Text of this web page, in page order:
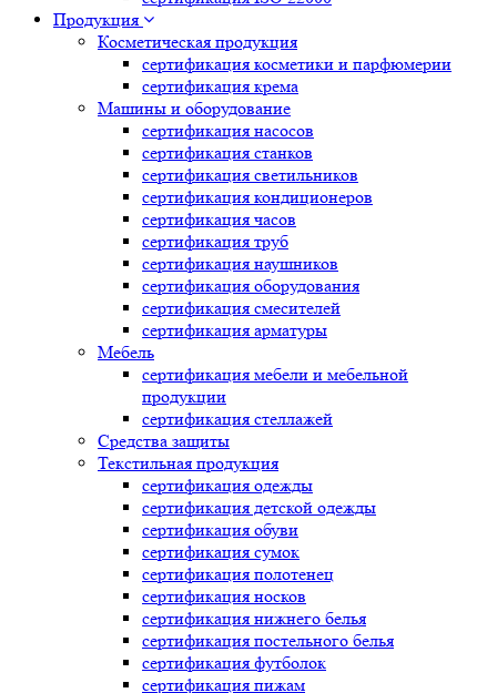
Продукция
Косметическая продукция
сертификация косметики и парфюмерии
сертификация крема
Машины и оборудование
сертификация насосов
сертификация станков
сертификация светильников
сертификация кондиционеров
сертификация часов
сертификация труб
сертификация наушников
сертификация оборудования
сертификация смесителей
сертификация арматуры
Мебель
сертификация мебели и мебельной
продукции
сертификация стеллажей
Средства защиты
Текстильная продукция
сертификация одежды
сертификация детской одежды
сертификация обуви
сертификация сумок
сертификация полотенец
сертификация носков
сертификация нижнего белья
сертификация постельного белья
сертификация футболок
сертификация пижам